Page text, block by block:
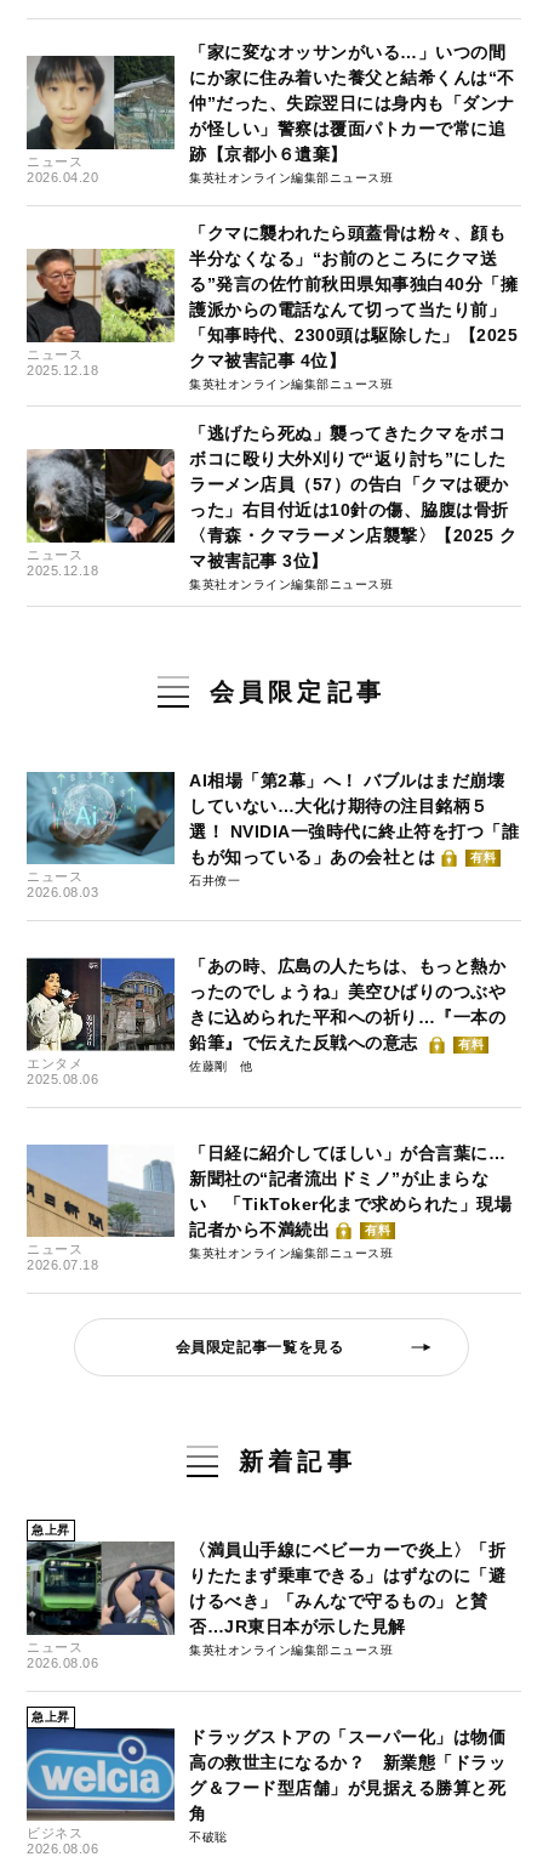
ニュース
2026.04.20
「家に変なオッサンがいる…」いつの間
にか家に住み着いた養父と結希くんは“不
仲”だった、失踪翌日には身内も「ダンナ
が怪しい」警察は覆面パトカーで常に追
跡【京都小６遺棄】
集英社オンライン編集部ニュース班
ニュース
2025.12.18
「クマに襲われたら頭蓋骨は粉々、顔も
半分なくなる」“お前のところにクマ送
る”発言の佐竹前秋田県知事独白40分「擁
護派からの電話なんて切って当たり前」
「知事時代、2300頭は駆除した」【2025
クマ被害記事 4位】
集英社オンライン編集部ニュース班
ニュース
2025.12.18
「逃げたら死ぬ」襲ってきたクマをボコ
ボコに殴り大外刈りで“返り討ち”にした
ラーメン店員（57）の告白「クマは硬か
った」右目付近は10針の傷、脇腹は骨折
〈青森・クマラーメン店襲撃〉【2025 ク
マ被害記事 3位】
集英社オンライン編集部ニュース班
会員限定記事
ニュース
2026.08.03
AI相場「第2幕」へ！ バブルはまだ崩壊
していない…大化け期待の注目銘柄５
選！ NVIDIA一強時代に終止符を打つ「誰
もが知っている」あの会社とは
有料
石井僚一
エンタメ
2025.08.06
「あの時、広島の人たちは、もっと熱か
ったのでしょうね」美空ひばりのつぶや
きに込められた平和への祈り…『一本の
鉛筆』で伝えた反戦への意志
有料
佐藤剛
ニュース
2026.07.18
「日経に紹介してほしい」が合言葉に…
新聞社の“記者流出ドミノ”が止まらな
い 「TikToker化まで求められた」現場
記者から不満続出
有料
集英社オンライン編集部ニュース班
会員限定記事一覧を見る
新着記事
急上昇
ニュース
2026.08.06
〈満員山手線にベビーカーで炎上〉「折
りたたまず乗車できる」はずなのに「避
けるべき」「みんなで守るもの」と賛
否…JR東日本が示した見解
集英社オンライン編集部ニュース班
急上昇
ビジネス
2026.08.06
ドラッグストアの「スーパー化」は物価
高の救世主になるか？ 新業態「ドラッ
グ＆フード型店舗」が見据える勝算と死
角
不破聡